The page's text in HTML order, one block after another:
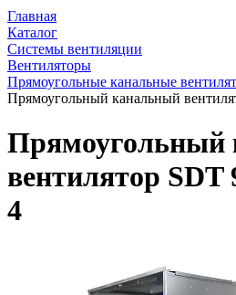
Главная
Каталог
Системы вентиляции
Вентиляторы
Прямоугольные канальные
Прямоугольный канальный
Прямоугольный
вентилятор SDT
4